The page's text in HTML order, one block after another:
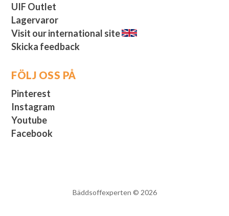
UIF Outlet
Lagervaror
Visit our international site
Skicka feedback
FÖLJ OSS PÅ
Pinterest
Instagram
Youtube
Facebook
Bäddsoffexperten © 2026